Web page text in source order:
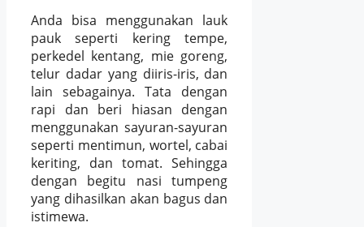
Anda bisa menggunakan lauk
pauk seperti kering tempe,
perkedel kentang, mie goreng,
telur dadar yang diiris-iris, dan
lain sebagainya. Tata dengan
rapi dan beri hiasan dengan
menggunakan sayuran-sayuran
seperti mentimun, wortel, cabai
keriting, dan tomat. Sehingga
dengan begitu nasi tumpeng
yang dihasilkan akan bagus dan
istimewa.